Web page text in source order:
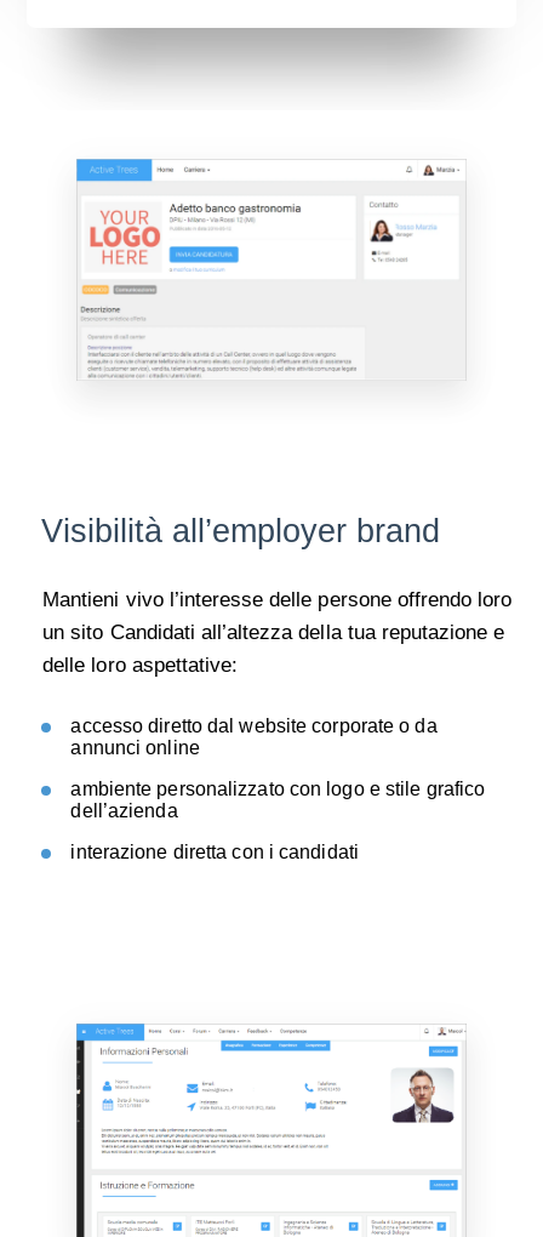
Visibilità all’employer brand
Mantieni vivo l’interesse delle persone offrendo loro
un sito Candidati all’altezza della tua reputazione e
delle loro aspettative:
accesso diretto dal website corporate o da
annunci online
ambiente personalizzato con logo e stile grafico
dell’azienda
interazione diretta con i candidati